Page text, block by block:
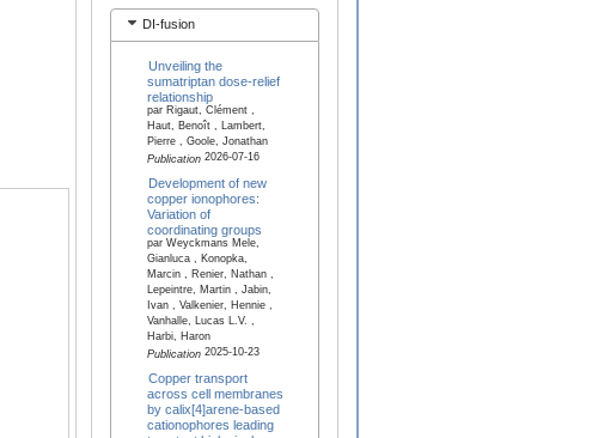
DI-fusion
Unveiling the
sumatriptan dose-relief
relationship
par Rigaut, Clément ,
Haut, Benoît , Lambert,
Pierre , Goole, Jonathan
Publication2026-07-16
Development of new
copper ionophores:
Variation of
coordinating groups
par Weyckmans Mele,
Gianluca , Konopka,
Marcin , Renier, Nathan ,
Lepeintre, Martin , Jabin,
Ivan , Valkenier, Hennie ,
Vanhalle, Lucas L.V. ,
Harbi, Haron
Publication2025-10-23
Copper transport
across cell membranes
by calix[4]arene-based
cationophores leading